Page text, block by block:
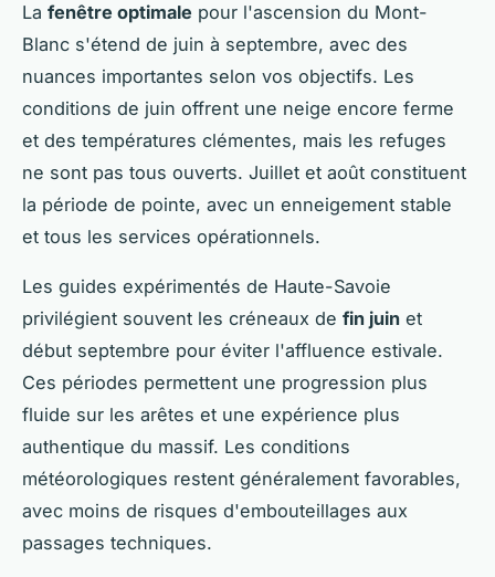
La fenêtre optimale pour l'ascension du Mont-
Blanc s'étend de juin à septembre, avec des
nuances importantes selon vos objectifs. Les
conditions de juin offrent une neige encore ferme
et des températures clémentes, mais les refuges
ne sont pas tous ouverts. Juillet et août constituent
la période de pointe, avec un enneigement stable
et tous les services opérationnels.
Les guides expérimentés de Haute-Savoie
privilégient souvent les créneaux de fin juin et
début septembre pour éviter l'affluence estivale.
Ces périodes permettent une progression plus
fluide sur les arêtes et une expérience plus
authentique du massif. Les conditions
météorologiques restent généralement favorables,
avec moins de risques d'embouteillages aux
passages techniques.